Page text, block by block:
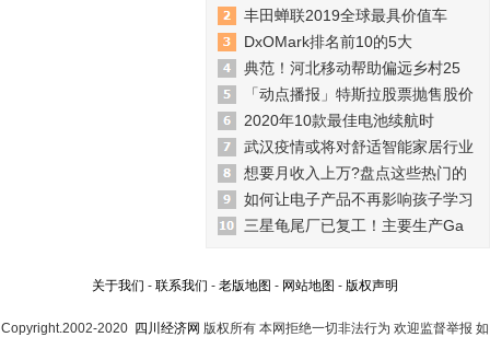
丰田蝉联2019全球最具价值车
DxOMark排名前10的5大
典范！河北移动帮助偏远乡村25
「动点播报」特斯拉股票抛售股价
2020年10款最佳电池续航时
武汉疫情或将对舒适智能家居行业
想要月收入上万?盘点这些热门的
如何让电子产品不再影响孩子学习
三星龟尾厂已复工！主要生产Ga
关于我们 - 联系我们 - 老版地图 - 网站地图 - 版权声明
Copyright.2002-2020 四川经济网 版权所有 本网拒绝一切非法行为 欢迎监督举报 如